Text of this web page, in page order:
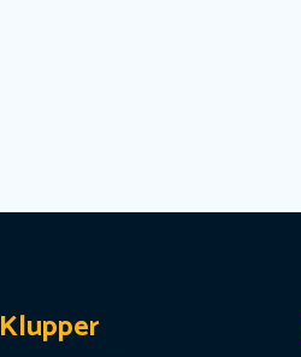
Klupper